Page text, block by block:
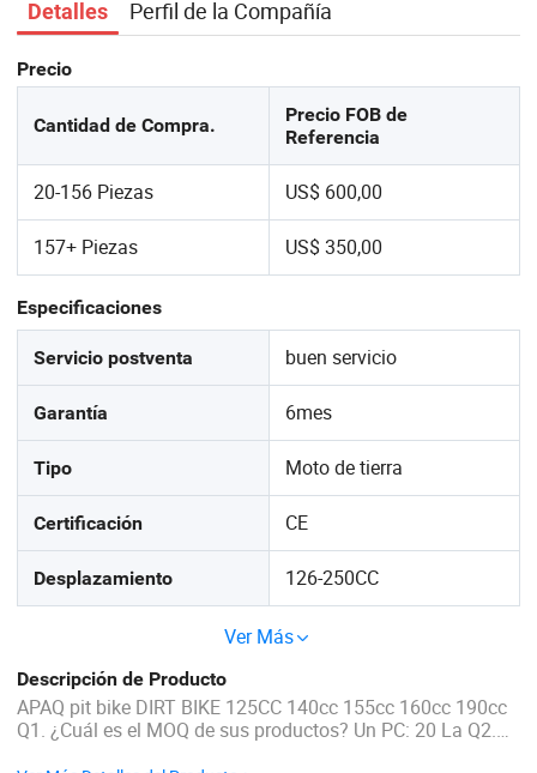
Detalles Perfil de la Compañía
Precio
Cantidad de Compra.
Precio FOB de
Referencia
20-156 Piezas US$ 600,00
157+ Piezas US$ 350,00
Especificaciones
Servicio postventa buen servicio
Garantía 6mes
Tipo Moto de tierra
Certificación CE
Desplazamiento 126-250CC
Ver Más
Descripción de Producto
APAQ pit bike DIRT BIKE 125CC 140cc 155cc 160cc 190cc
Q1. ¿Cuál es el MOQ de sus productos? Un PC: 20 La Q2.